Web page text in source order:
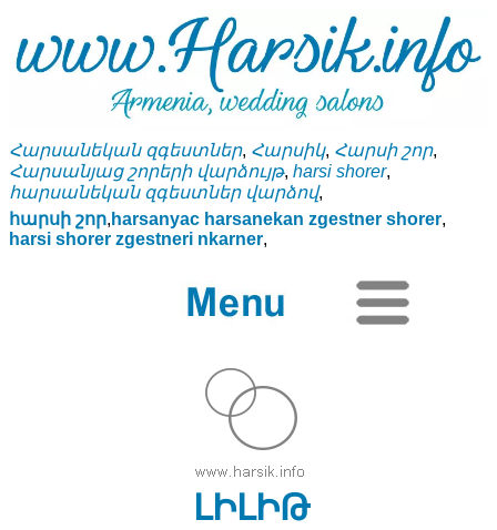
Հարսանեկան զգեստներ, Հարսիկ, Հարսի շոր,
Հարսանյաց շորերի վարձույթ, harsi shorer,
հարսանեկան զգեստներ վարձով,
հարսի շոր, harsanyac harsanekan zgestner shorer,
harsi shorer zgestneri nkarner,
ԼԻԼԻԹ